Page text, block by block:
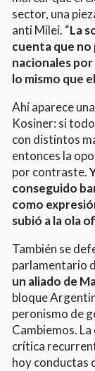
sector, una
anti Milei. “La
cuenta que no
nacionales
lo mismo que
Ahí aparece
Kosiner: si
con distintos
entonces la
por contraste.
conseguido
como
subió a la ola
También se
parlamentario
un aliado de
bloque
peronismo de
Cambiemos.
crítica
hoy conductas